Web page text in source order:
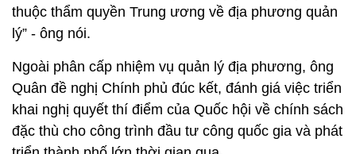
thuộc thẩm quyền Trung ương về địa phương quản
lý” - ông nói.
Ngoài phân cấp nhiệm vụ quản lý địa phương, ông
Quân đề nghị Chính phủ đúc kết, đánh giá việc triển
khai nghị quyết thí điểm của Quốc hội về chính sách
đặc thù cho công trình đầu tư công quốc gia và phát